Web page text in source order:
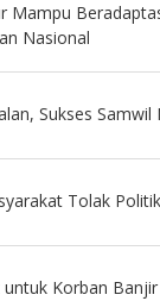
Mampu
Nasional
Sukses Samwil
Tolak
Korban